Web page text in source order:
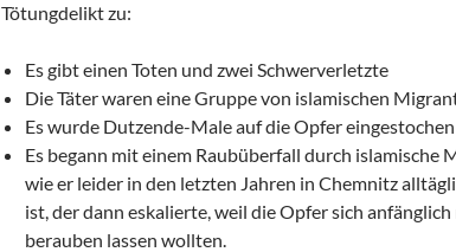
Tötungdelikt zu:
Es gibt einen Toten und zwei Schwerverletzte
Die Täter waren eine Gruppe von islamischen
Es wurde Dutzende-Male auf die Opfer eingestochen
Es begann mit einem Raubüberfall durch islamische
wie er leider in den letzten Jahren in Chemnitz
ist, der dann eskalierte, weil die Opfer sich
berauben lassen wollten.